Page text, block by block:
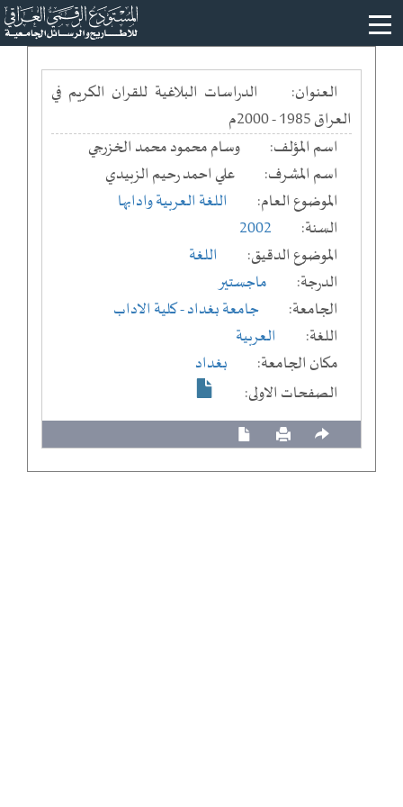
العنوان:
الدراسات البلاغية للقران الكريم في
العراق 1985 - 2000م
اسم المؤلف:
وسام محمود محمد الخزرجي
اسم المشرف:
علي احمد رحيم الزبيدي
الموضوع العام:
اللغة العربية وادابها
السنة:
2002
الموضوع الدقيق:
اللغة
الدرجة:
ماجستير
الجامعة:
جامعة بغداد- كلية الاداب
اللغة:
العربية
مكان الجامعة:
بغداد
الصفحات الاولى: